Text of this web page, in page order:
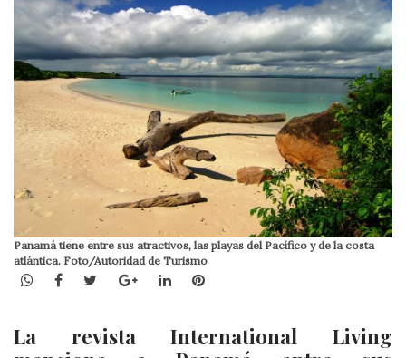
Panamá tiene entre sus atractivos, las playas del Pacífico y de la costa
atlántica. Foto/Autoridad de Turismo
WhatsApp
Facebook
TwitterGoogle+LinkedInPinterest
La revista International Living